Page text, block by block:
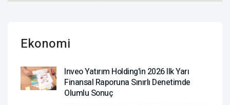
Ekonomi
Inveo Yatırım Holding'in 2026 Ilk Yarı
Finansal Raporuna Sınırlı Denetimde
Olumlu Sonuç